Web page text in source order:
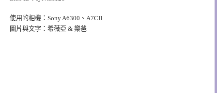
使用的相機：Sony A6300、A7CII
圖片與文字：希薇亞 & 樂爸